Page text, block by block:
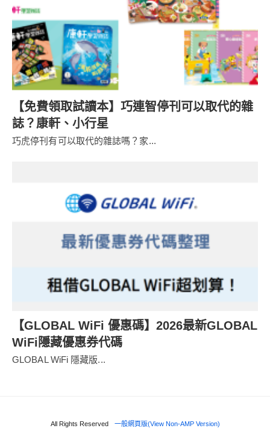
【免費領取試讀本】巧連智停刊可以取代的雜
誌？康軒、小行星
巧虎停刊有可以取代的雜誌嗎？家...
【GLOBAL WiFi 優惠碼】2026最新GLOBAL
WiFi隱藏優惠券代碼
GLOBAL WiFi 隱藏版...
All Rights Reserved 一般網頁版(View Non-AMP Version)